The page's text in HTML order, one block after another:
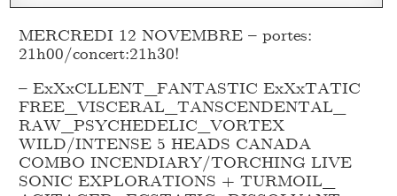
MERCREDI 12 NOVEMBRE – portes:
21h00/concert:21h30!
– ExXxCLLENT_FANTASTIC ExXxTATIC
FREE_VISCERAL_TANSCENDENTAL_
RAW_PSYCHEDELIC_VORTEX
WILD/INTENSE 5 HEADS CANADA
COMBO INCENDIARY/TORCHING LIVE
SONIC EXPLORATIONS + TURMOIL_